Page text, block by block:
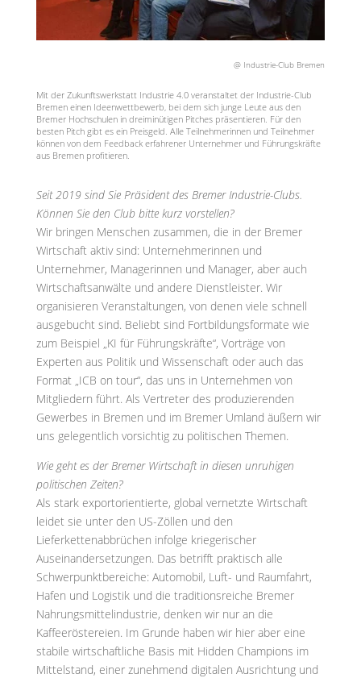
@ Industrie-Club Bremen
Mit der Zukunftswerkstatt Industrie 4.0 veranstaltet der Industrie-Club
Bremen einen Ideenwettbewerb, bei dem sich junge Leute aus den
Bremer Hochschulen in dreiminütigen Pitches präsentieren. Für den
besten Pitch gibt es ein Preisgeld. Alle Teilnehmerinnen und Teilnehmer
können von dem Feedback erfahrener Unternehmer und Führungskräfte
aus Bremen profitieren.
Seit 2019 sind Sie Präsident des Bremer Industrie-Clubs.
Können Sie den Club bitte kurz vorstellen?
Wir bringen Menschen zusammen, die in der Bremer
Wirtschaft aktiv sind: Unternehmerinnen und
Unternehmer, Managerinnen und Manager, aber auch
Wirtschaftsanwälte und andere Dienstleister. Wir
organisieren Veranstaltungen, von denen viele schnell
ausgebucht sind. Beliebt sind Fortbildungsformate wie
zum Beispiel „KI für Führungskräfte“, Vorträge von
Experten aus Politik und Wissenschaft oder auch das
Format „ICB on tour“, das uns in Unternehmen von
Mitgliedern führt. Als Vertreter des produzierenden
Gewerbes in Bremen und im Bremer Umland äußern wir
uns gelegentlich vorsichtig zu politischen Themen.
Wie geht es der Bremer Wirtschaft in diesen unruhigen
politischen Zeiten?
Als stark exportorientierte, global vernetzte Wirtschaft
leidet sie unter den US-Zöllen und den
Lieferkettenabbrüchen infolge kriegerischer
Auseinandersetzungen. Das betrifft praktisch alle
Schwerpunktbereiche: Automobil, Luft- und Raumfahrt,
Hafen und Logistik und die traditionsreiche Bremer
Nahrungsmittelindustrie, denken wir nur an die
Kaffeeröstereien. Im Grunde haben wir hier aber eine
stabile wirtschaftliche Basis mit Hidden Champions im
Mittelstand, einer zunehmend digitalen Ausrichtung und